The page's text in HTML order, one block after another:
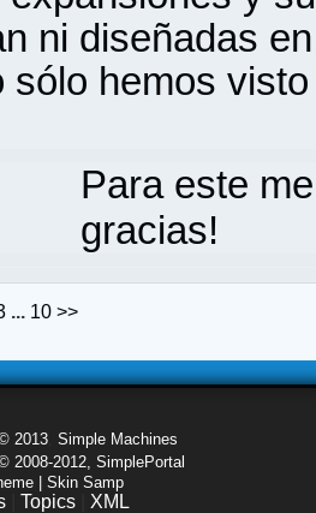
ni diseñadas
sólo hemos
Para este
gracias!
... 10 >>
2013 Simple Machines
2008-2012, SimplePortal
| Skin Samp
Topics XML